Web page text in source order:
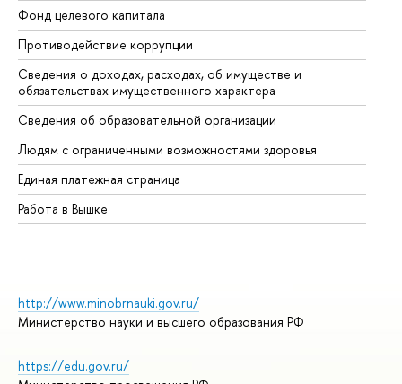
Фонд целевого капитала
Противодействие коррупции
Сведения о доходах, расходах, об имуществе и
обязательствах имущественного характера
Сведения об образовательной организации
Людям с ограниченными возможностями здоровья
Единая платежная страница
Работа в Вышке
http://www.minobrnauki.gov.ru/
Министерство науки и высшего образования РФ
https://edu.gov.ru/